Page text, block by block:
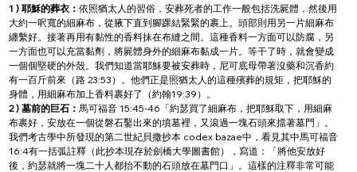
1 ) 耶穌的葬衣：依照猶太人的習俗，安葬死者的工作一般包括洗屍體，然後用
大約一呎寬的細麻布，從腋下直到腳踝結緊緊的裹上。頭部則用另一片細麻布
纏繫好。接著再用有黏性的香料抹在布縫之間。這種香料一方面可以防腐，另
一方面也可以充當黏劑，將屍體身外的細麻布黏成一片。等干了時，就會變成
一個個堅硬的外殼。我們知道當耶穌要被安葬時，尼可底母帶著沒藥和沉香約
有一百斤前來（路 23:53）。他們正是照猶太人的這種殯葬的規矩，把耶穌的
身體，用細麻布加上香料裹好了（約翰19:39）。
2 ) 墓前的巨石： 馬可福音 15:45-46「約瑟買了細麻布，把耶穌取下，用細麻
布裹好，安放在一個從磐石鑿出來的墳墓裡，又滾過一塊石頭來擋著墓門」。
我們考古學中所發現的第二世紀貝撒抄本 codex bazae中，看見其中馬可福音
16:4有一括弧註釋（此抄本現存於劍橋大學圖書館），寫道：「將他安放好
後，約瑟就將一塊二十人都抬不動的石頭放在墓門口」。這樣的注釋非常可能